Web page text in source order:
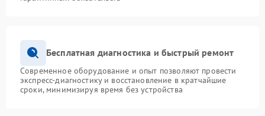
Бесплатная диагностика и быстрый ремонт
Современное оборудование и опыт позволяют провести
экспресс-диагностику и восстановление в кратчайшие
сроки, минимизируя время без устройства